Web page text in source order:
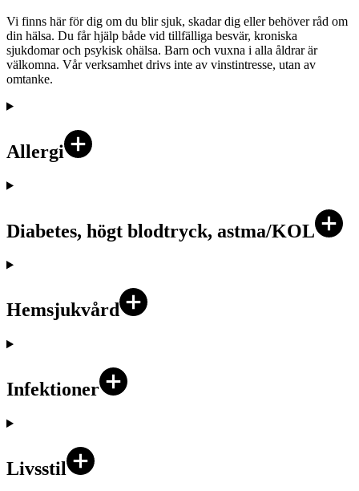
Vi finns här för dig om du blir sjuk, skadar dig eller behöver råd om
din hälsa. Du får hjälp både vid tillfälliga besvär, kroniska
sjukdomar och psykisk ohälsa. Barn och vuxna i alla åldrar är
välkomna. Vår verksamhet drivs inte av vinstintresse, utan av
omtanke.
Allergi
Diabetes, högt blodtryck, astma/KOL
Hemsjukvård
Infektioner
Livsstil